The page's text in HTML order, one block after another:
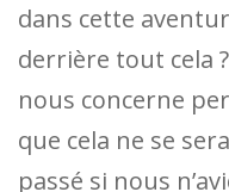
dans cette
derrière tout cela
nous concerne
que cela ne se
passé si nous